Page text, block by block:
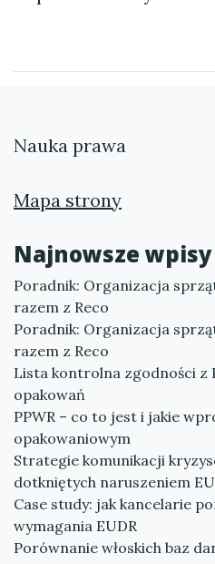
Nauka prawa
Mapa strony
Najnowsze wpisy
Poradnik: Organizacja
razem z Reco
Poradnik: Organizacja
razem z Reco
Lista kontrolna zgodności z
opakowań
PPWR – co to jest i jakie
opakowaniowym
Strategie komunikacji
dotkniętych naruszeniem
Case study: jak kancelarie
wymagania EUDR
Porównanie włoskich baz